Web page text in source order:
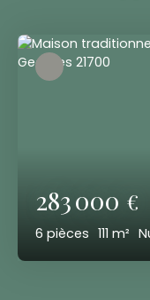
283 000 €
6 pièces 111 m²